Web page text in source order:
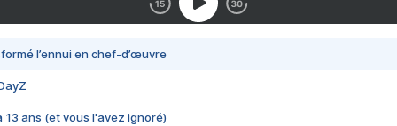
l’ennui en chef-d’œuvre
13 ans (et vous l'avez ignoré)